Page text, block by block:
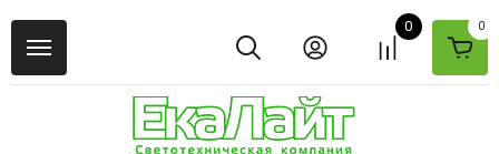
0
0